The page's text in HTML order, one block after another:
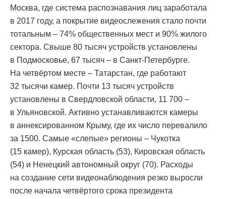
Москва, где система распознавания лиц заработала
в 2017 году, а покрытие видеослежения стало почти
тотальным – 74% общественных мест и 90% жилого
сектора. Свыше 80 тысяч устройств установлены
в Подмосковье, 67 тысяч – в Санкт-Петербурге.
На четвёртом месте – Татарстан, где работают
32 тысячи камер. Почти 13 тысяч устройств
установлены в Свердловской области, 11 700 –
в Ульяновской. Активно устанавливаются камеры
в аннексированном Крыму, где их число перевалило
за 1500. Самые «слепые» регионы – Чукотка
(15 камер), Курская область (53), Кировская область
(54) и Ненецкий автономный округ (70). Расходы
на создание сети видеонаблюдения резко выросли
после начала четвёртого срока президента